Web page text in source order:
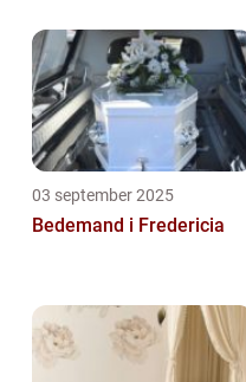
03 september 2025
Bedemand i Fredericia